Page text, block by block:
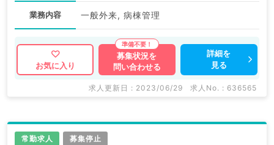
業務内容 一般外来, 病棟管理
お気に入り
募集状況を
問い合わせる
詳細を
見る
求人更新日 : 2023/06/29 求人No. : 636565
常勤求人 募集停止